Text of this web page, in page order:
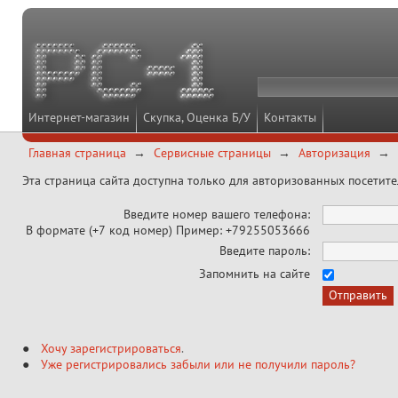
Интернет-магазин Скупка, Оценка Б/У Контакты
Главная страница Сервисные страницы
Авторизация
Эта страница сайта доступна только для авторизованных
Введите номер вашего телефона:
В формате (+7 код номер) Пример: +79255053666
Введите пароль:
Запомнить на сайте
Хочу зарегистрироваться.
Уже регистрировались забыли или не получили пароль?